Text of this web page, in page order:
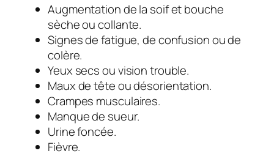
Augmentation de la soif et bouche
sèche ou collante.
Signes de fatigue, de confusion ou de
colère.
Yeux secs ou vision trouble.
Maux de tête ou désorientation.
Crampes musculaires.
Manque de sueur.
Urine foncée.
Fièvre.